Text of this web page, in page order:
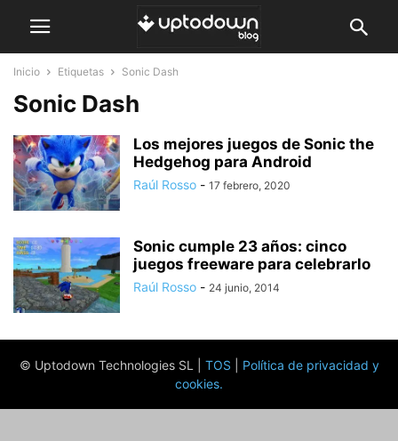
Inicio Etiquetas Sonic Dash
Sonic Dash
Los mejores juegos de Sonic the
Hedgehog para Android
Raúl Rosso - 17 febrero, 2020
Sonic cumple 23 años: cinco
juegos freeware para celebrarlo
Raúl Rosso - 24 junio, 2014
© Uptodown Technologies SL | TOS
Política de privacidad y
cookies.